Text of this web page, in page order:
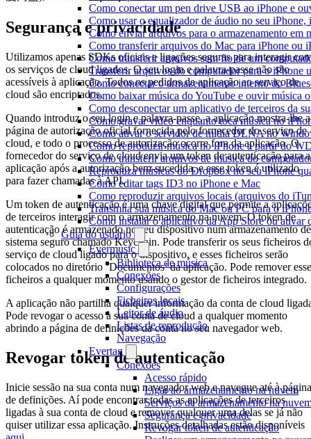
Como conectar um pen drive USB ao iPhone e
Como usar o equalizador de áudio no seu
Como enviar arquivos para o armazenamento
Como transferir arquivos do Mac para iPhone ou
Como transferir arquivos sem fio de um
Transferir arquivos do computador para o iPhone
Como conectar o armazenamento interno do
Como baixar música do YouTube e ouvir música
Como desconectar um aplicativo de terceiros da
Como gravar vídeo enquanto toca música no
Como ativar o servidor de mídia DLNA no
Como reproduzir música no iPhone a partir do
Como transferir arquivos de música do
Reproduza músicas do Dropbox no seu iPhone
Como editar tags ID3 no iPhone e Mac
Como reproduzir arquivos locais (arquivos do
Transmita sua música do Mac ou PC para o
Como instalar o aplicativo da App Store ou
Guia do usuário
Evermusic
Biblioteca de música
Conexões
Configurações
Ficheiros locais
Leitor de áudio
Listas de reprodução
Navegação
Evertag
Conexões
Acesso rápido
Ligar ao armazenamento na nuvem
Serviços de armazenamento na
Segurança e privacidade
Revogar token de autenticação
Segurança e privacidade
Utilizamos apenas SDKs oficiais e ligações seguras para interagir
os serviços de cloud ligados. O seu login e palavra-passe não são
acessíveis à aplicação. Todos os pedidos da aplicação ao serviço de
cloud são encriptados.
Quando introduz o seu login e palavra-passe, a aplicação mostra-lhe a
página de autorização oficial fornecida pelo fornecedor do serviço de
cloud, e todo o processo de autorização ocorre fora da aplicação. O
fornecedor do serviço de cloud envia um token de autenticação para a
aplicação após a autorização bem-sucedida, e esse token é utilizado
para fazer chamadas à API.
Um token de autenticação é uma chave digital que permite a
de terceiros interagir com o armazenamento na nuvem. O token de
autenticação é armazenado no seu dispositivo num armazenamento de
sistema seguro chamado Keychain. Pode transferir os seus ficheiros
serviço de cloud ligado para o dispositivo, e esses ficheiros serão
colocados no diretório ‘Documentos’ da aplicação. Pode remover
ficheiros a qualquer momento usando o gestor de ficheiros integrado.
A aplicação não partilha qualquer informação da conta de cloud
Pode revogar o acesso à sua conta de cloud a qualquer momento
abrindo a página de definições da conta no seu navegador web.
Revogar token de autenticação
Inicie sessão na sua conta num navegador web e navegue até à página
de definições. Aí pode encontrar todas as aplicações de terceiros
ligadas à sua conta de cloud e remover qualquer uma delas se já não
quiser utilizar essa aplicação. Instruções detalhadas estão disponíveis